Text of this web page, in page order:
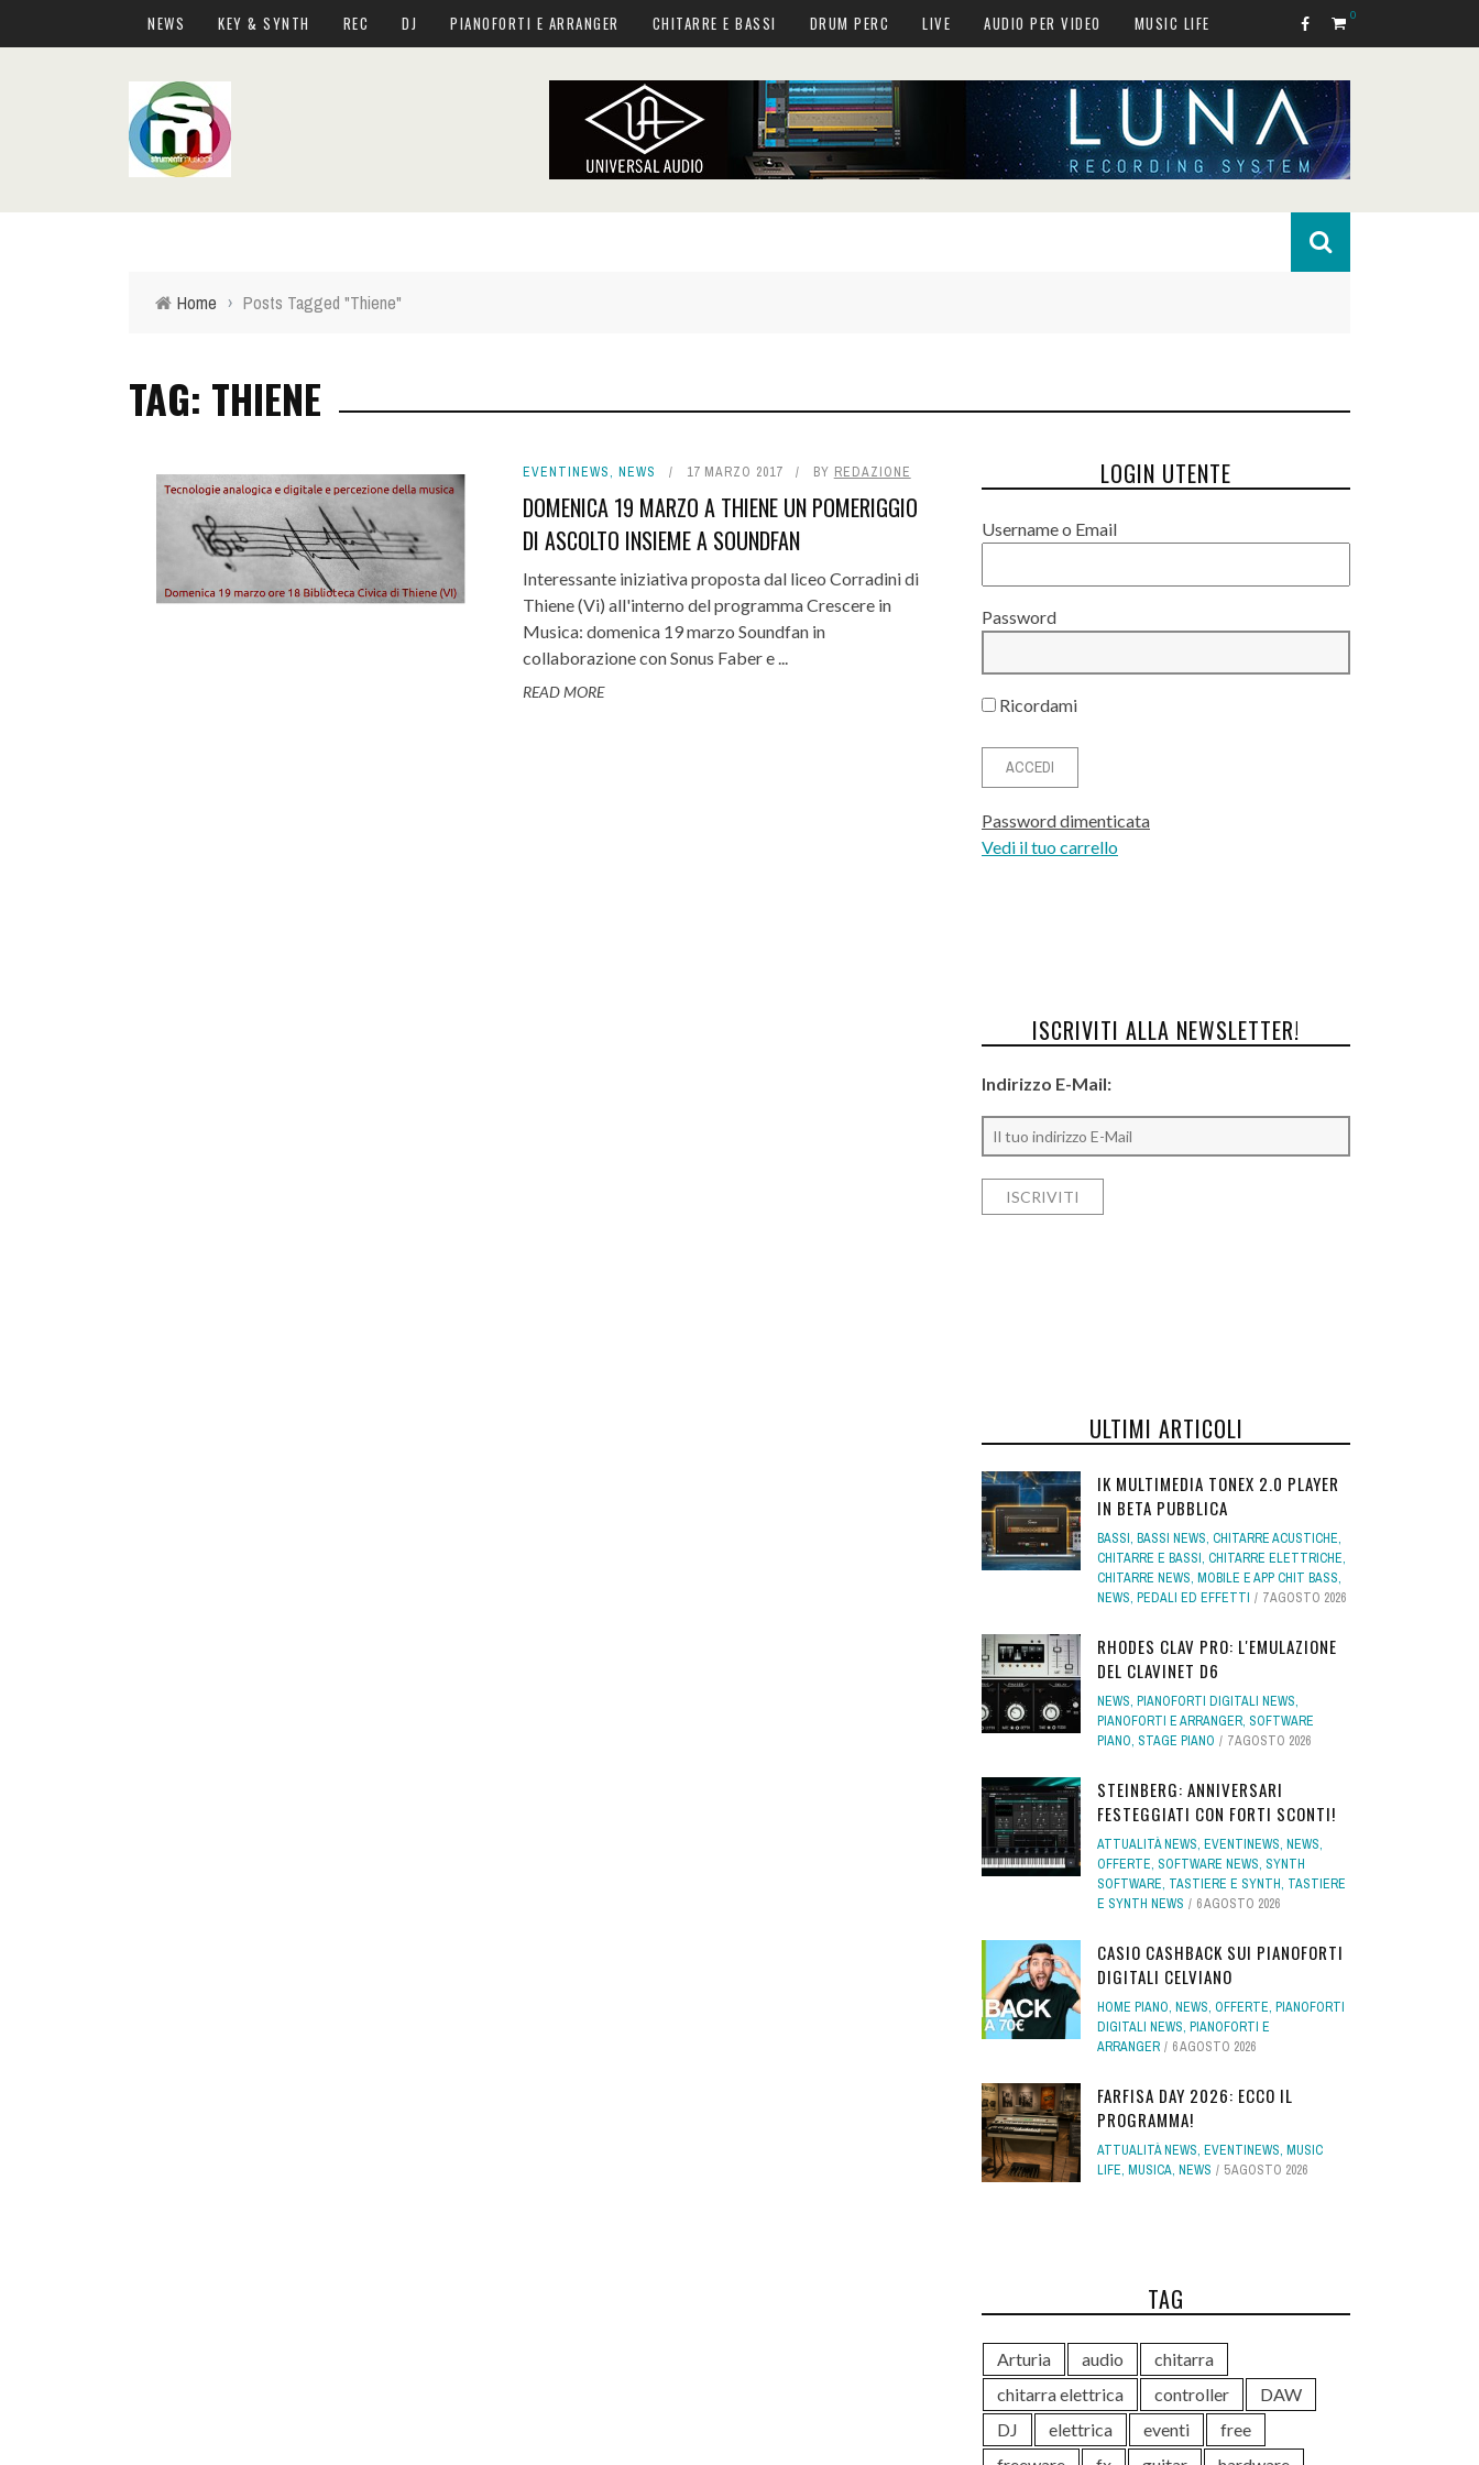
NEWS KEY & SYNTH REC DJ PIANOFORTI E ARRANGER CHITARRE E BASSI DRUM PERC LIVE AUDIO PER VIDEO MUSIC LIFE 0
Home › Posts Tagged "Thiene"
TAG: THIENE
EVENTINEWS, NEWS 17 MARZO 2017 BY REDAZIONE
DOMENICA 19 MARZO A THIENE UN POMERIGGIO
DI ASCOLTO INSIEME A SOUNDFAN
Interessante iniziativa proposta dal liceo Corradini di
Thiene (Vi) all'interno del programma Crescere in
Musica: domenica 19 marzo Soundfan in
collaborazione con Sonus Faber e ...
READ MORE
LOGIN UTENTE
Username o Email
Password
Ricordami
Password dimenticata
Vedi il tuo carrello
ISCRIVITI ALLA NEWSLETTER!
Indirizzo E-Mail:
ULTIMI ARTICOLI
IK MULTIMEDIA TONEX 2.0 PLAYER
IN BETA PUBBLICA
BASSI, BASSI NEWS, CHITARRE ACUSTICHE,
CHITARRE E BASSI, CHITARRE ELETTRICHE,
CHITARRE NEWS, MOBILE E APP CHIT BASS,
NEWS, PEDALI ED EFFETTI 7 AGOSTO 2026
RHODES CLAV PRO: L'EMULAZIONE
DEL CLAVINET D6
NEWS, PIANOFORTI DIGITALI NEWS,
PIANOFORTI E ARRANGER, SOFTWARE
PIANO, STAGE PIANO 7 AGOSTO 2026
STEINBERG: ANNIVERSARI
FESTEGGIATI CON FORTI SCONTI!
ATTUALITÀ NEWS, EVENTINEWS, NEWS,
OFFERTE, SOFTWARE NEWS, SYNTH
SOFTWARE, TASTIERE E SYNTH, TASTIERE
E SYNTH NEWS
6 AGOSTO 2026
CASIO CASHBACK SUI PIANOFORTI
DIGITALI CELVIANO
HOME PIANO, NEWS, OFFERTE, PIANOFORTI
DIGITALI NEWS, PIANOFORTI E
ARRANGER
6 AGOSTO 2026
FARFISA DAY 2026: ECCO IL
PROGRAMMA!
ATTUALITÀ NEWS, EVENTINEWS, MUSIC
LIFE, MUSICA, NEWS 5 AGOSTO 2026
TAG
Arturia audio
chitarra
chitarra elettrica
controller
DAW
DJ
elettrica eventi
free